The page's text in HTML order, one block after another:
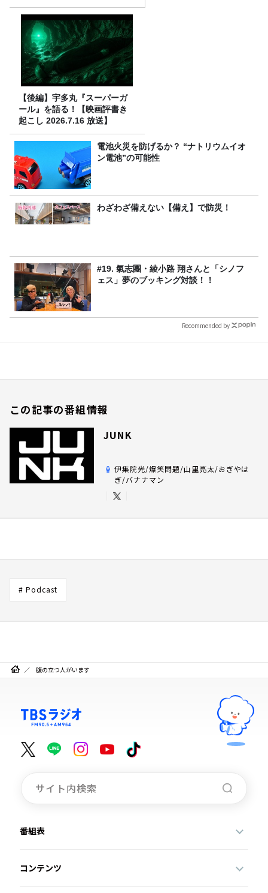
【後編】宇多丸『スーパーガ
ール』を語る！【映画評書き
起こし 2026.7.16 放送】
電池火災を防げるか？ “ナトリウムイオ
ン電池”の可能性
わざわざ備えない【備え】で防災！
#19. 氣志團・綾小路 翔さんと「シノフ
ェス」夢のブッキング対談！！
Recommended by
この記事の番組情報
JUNK
伊集院光/爆笑問題/山里亮太/おぎやは
ぎ/バナナマン
# Podcast
腹の立つ人がいます
番組表
コンテンツ